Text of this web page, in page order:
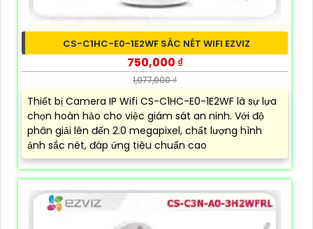
CS-C1HC-E0-1E2WF SẮC NÉT WIFI EZVIZ
750,000 ₫
1,077,000 ₫
Thiết bị Camera IP Wifi CS-C1HC-E0-1E2WF là sự lựa
chọn hoàn hảo cho việc giám sát an ninh. Với độ
phân giải lên đến 2.0 megapixel, chất lượng hình
ảnh sắc nét, đáp ứng tiêu chuẩn cao